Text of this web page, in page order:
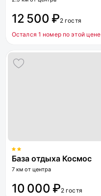
12 500 ₽2 гостя
Остался 1 номер по этой цене
База отдыха Космос
7 км от центра
10 000 ₽2 гостя